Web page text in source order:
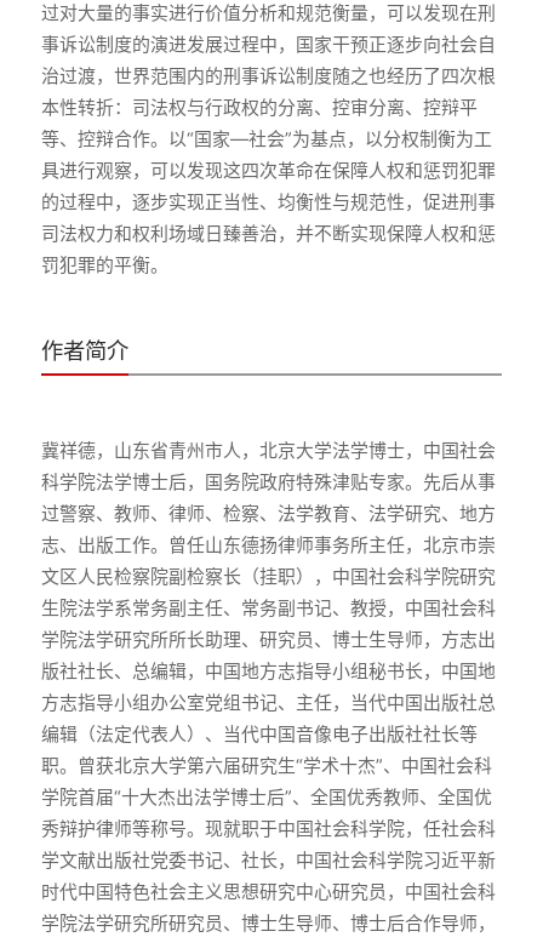
过对大量的事实进行价值分析和规范衡量，可以发现在刑
事诉讼制度的演进发展过程中，国家干预正逐步向社会自
治过渡，世界范围内的刑事诉讼制度随之也经历了四次根
本性转折：司法权与行政权的分离、控审分离、控辩平
等、控辩合作。以“国家—社会”为基点，以分权制衡为工
具进行观察，可以发现这四次革命在保障人权和惩罚犯罪
的过程中，逐步实现正当性、均衡性与规范性，促进刑事
司法权力和权利场域日臻善治，并不断实现保障人权和惩
作者简介
冀祥德，山东省青州市人，北京大学法学博士，中国社会
科学院法学博士后，国务院政府特殊津贴专家。先后从事
过警察、教师、律师、检察、法学教育、法学研究、地方
志、出版工作。曾任山东德扬律师事务所主任，北京市崇
文区人民检察院副检察长（挂职），中国社会科学院研究
生院法学系常务副主任、常务副书记、教授，中国社会科
学院法学研究所所长助理、研究员、博士生导师，方志出
版社社长、总编辑，中国地方志指导小组秘书长，中国地
方志指导小组办公室党组书记、主任，当代中国出版社总
编辑（法定代表人）、当代中国音像电子出版社社长等
职。曾获北京大学第六届研究生“学术十杰”、中国社会科
学院首届“十大杰出法学博士后”、全国优秀教师、全国优
秀辩护律师等称号。现就职于中国社会科学院，任社会科
学文献出版社党委书记、社长，中国社会科学院习近平新
时代中国特色社会主义思想研究中心研究员，中国社会科
学院法学研究所研究员、博士生导师、博士后合作导师，